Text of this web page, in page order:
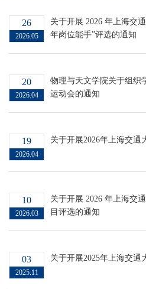
26
2026.05
关于开展 2026 年上海交
年岗位能手”评选的通知
20
2026.04
物理与天文学院关于组织
运动会的通知
19
2026.04
关于开展2026年上海交通
10
2026.03
关于开展 2026 年上海交
目评选的通知
03
2025.11
关于开展2025年上海交通